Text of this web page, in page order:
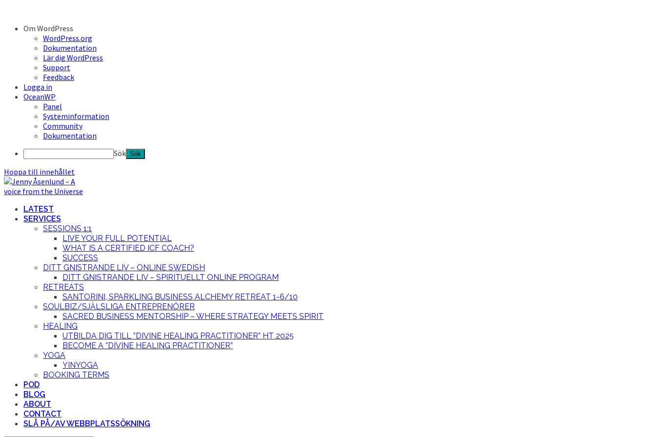
Om WordPress
WordPress.org
Dokumentation
Lär dig WordPress
Support
Feedback
Logga in
OceanWP
Panel
Systeminformation
Community
Dokumentation
Sök
Hoppa till innehållet
LATEST
SERVICES
SESSIONS 1:1
LIVE YOUR FULL POTENTIAL
WHAT IS A CERTIFIED ICF COACH?
SUCCESS
DITT GNISTRANDE LIV – ONLINE SWEDISH
DITT GNISTRANDE LIV – SPIRITUELLT ONLINE PROGRAM
RETREATS
SANTORINI, SPARKLING BUSINESS ALCHEMY RETREAT 1-6/10
SOULBIZ/SJÄLSLIGA ENTREPRENÖRER
SACRED BUSINESS MENTORSHIP – WHERE STRATEGY MEETS SPIRIT
HEALING
UTBILDA DIG TILL ”DIVINE HEALING PRACTITIONER” HT 2025
BECOME A ”DIVINE HEALING PRACTITIONER”
YOGA
YINYOGA
BOOKING TERMS
POD
BLOG
ABOUT
CONTACT
SLÅ PÅ/AV WEBBPLATSSÖKNING